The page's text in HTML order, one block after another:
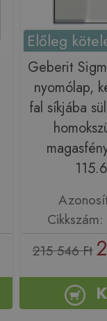
Előleg
Geberit
nyomólap,
fal síkjába
215 546 Ft